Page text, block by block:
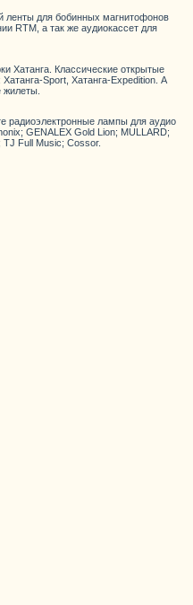
ленты для бобинных магнитофонов
RTM, а так же аудиокассет для
Хатанга. Классические открытые
Sport, Хатанга-Expedition. А
жилеты.
радиоэлектронные лампы для аудио
GENALEX Gold Lion; MULLARD;
Full Music; Cossor.